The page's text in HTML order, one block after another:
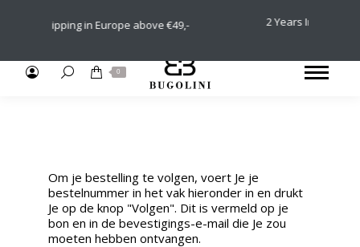
Search: 0
Om je bestelling te volgen, voert Je je
bestelnummer in het vak hieronder in en drukt
Je op de knop "Volgen". Dit is vermeld op je
bon en in de bevestigings-e-mail die Je zou
moeten hebben ontvangen.
Free Shipping in Europe above €49,-
2 Years International